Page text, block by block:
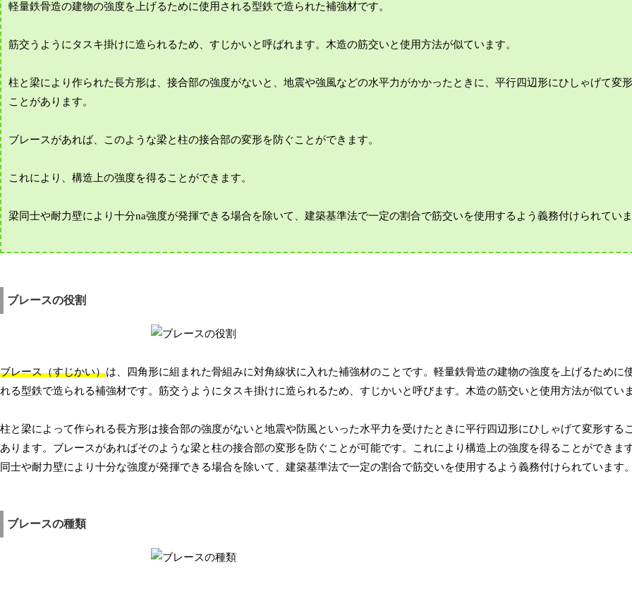
軽量鉄骨造の建物の強度を上げるために使用される型鉄で造られた補強材です。
筋交うようにタスキ掛けに造られるため、すじかいと呼ばれます。木造の筋交いと使用方法が似ています。
柱と梁により作られた長方形は、接合部の強度がないと、地震や強風などの水平力がかかったときに、平行四辺形にひしゃげて変
ことがあります。
ブレースがあれば、このような梁と柱の接合部の変形を防ぐことができます。
これにより、構造上の強度を得ることができます。
梁同士や耐力壁により十分na強度が発揮できる場合を除いて、建築基準法で一定の割合で筋交いを使用するよう義務付けられてい
ブレースの役割
ブレース（すじかい）は、四角形に組まれた骨組みに対角線状に入れた補強材のことです。軽量鉄骨造の建物の強度を上げるために
れる型鉄で造られる補強材です。筋交うようにタスキ掛けに造られるため、すじかいと呼びます。木造の筋交いと使用方法が似てい
柱と梁によって作られる長方形は接合部の強度がないと地震や防風といった水平力を受けたときに平行四辺形にひしゃげて変形する
あります。ブレースがあればそのような梁と柱の接合部の変形を防ぐことが可能です。これにより構造上の強度を得ることができま
同士や耐力壁により十分な強度が発揮できる場合を除いて、建築基準法で一定の割合で筋交いを使用するよう義務付けられています
ブレースの種類